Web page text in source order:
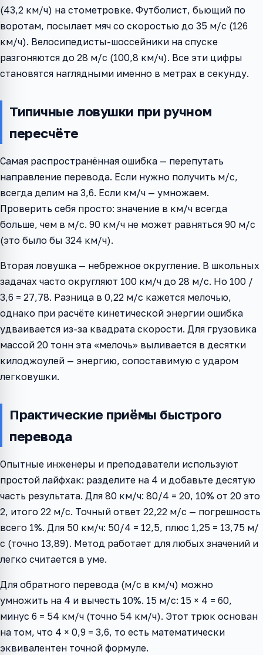
(43,2 км/ч) на стометровке. Футболист, бьющий по
воротам, посылает мяч со скоростью до 35 м/с (126
км/ч). Велосипедисты-шоссейники на спуске
разгоняются до 28 м/с (100,8 км/ч). Все эти цифры
становятся наглядными именно в метрах в секунду.
Типичные ловушки при ручном
пересчёте
Самая распространённая ошибка — перепутать
направление перевода. Если нужно получить м/с,
всегда делим на 3,6. Если км/ч — умножаем.
Проверить себя просто: значение в км/ч всегда
больше, чем в м/с. 90 км/ч не может равняться 90 м/с
(это было бы 324 км/ч).
Вторая ловушка — небрежное округление. В школьных
задачах часто округляют 100 км/ч до 28 м/с. Но 100 /
3,6 = 27,78. Разница в 0,22 м/с кажется мелочью,
однако при расчёте кинетической энергии ошибка
удваивается из-за квадрата скорости. Для грузовика
массой 20 тонн эта «мелочь» выливается в десятки
килоджоулей — энергию, сопоставимую с ударом
легковушки.
Практические приёмы быстрого
перевода
Опытные инженеры и преподаватели используют
простой лайфхак: разделите на 4 и добавьте десятую
часть результата. Для 80 км/ч: 80/4 = 20, 10% от 20 это
2, итого 22 м/с. Точный ответ 22,22 м/с — погрешность
всего 1%. Для 50 км/ч: 50/4 = 12,5, плюс 1,25 = 13,75 м/
с (точно 13,89). Метод работает для любых значений и
легко считается в уме.
Для обратного перевода (м/с в км/ч) можно
умножить на 4 и вычесть 10%. 15 м/с: 15 × 4 = 60,
минус 6 = 54 км/ч (точно 54 км/ч). Этот трюк основан
на том, что 4 × 0,9 = 3,6, то есть математически
эквивалентен точной формуле.